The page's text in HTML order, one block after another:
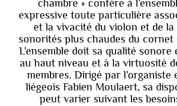
chambre » confère à
expressive toute particulière
et la vivacité du violon et de la
sonorités plus chaudes du cornet
L’ensemble doit sa qualité
au haut niveau et à la virtuosité
membres. Dirigé par l’organiste
liégeois Fabien Moulaert, sa
peut varier suivant les